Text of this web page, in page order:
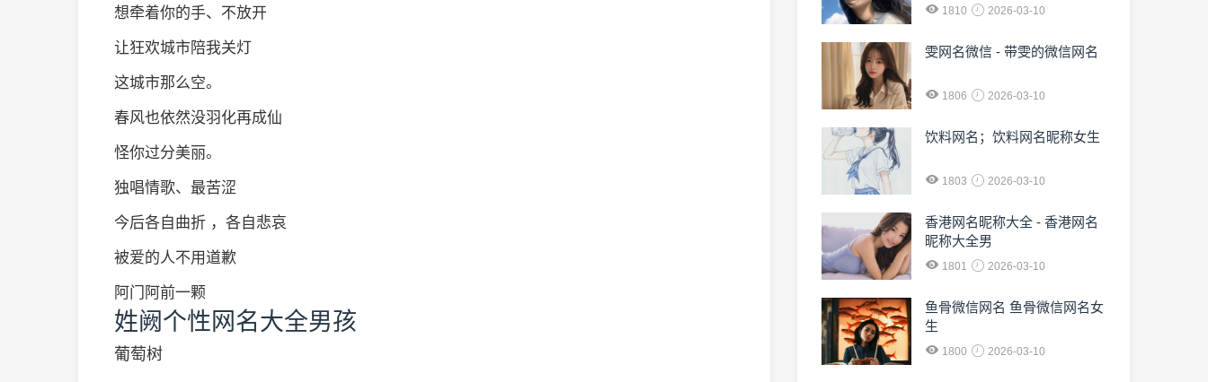
想牵着你的手、不放开
让狂欢城市陪我关灯
这城市那么空。
春风也依然没羽化再成仙
怪你过分美丽。
独唱情歌、最苦涩
今后各自曲折 ，各自悲哀
被爱的人不用道歉
阿门阿前一颗
姓阙个性网名大全男孩
葡萄树
1810 2026-03-10
雯网名微信 - 带雯的微信网名
1806 2026-03-10
饮料网名；饮料网名昵称女生
1803 2026-03-10
香港网名昵称大全 - 香港网名
昵称大全男
1801 2026-03-10
鱼骨微信网名 鱼骨微信网名女
生
1800 2026-03-10